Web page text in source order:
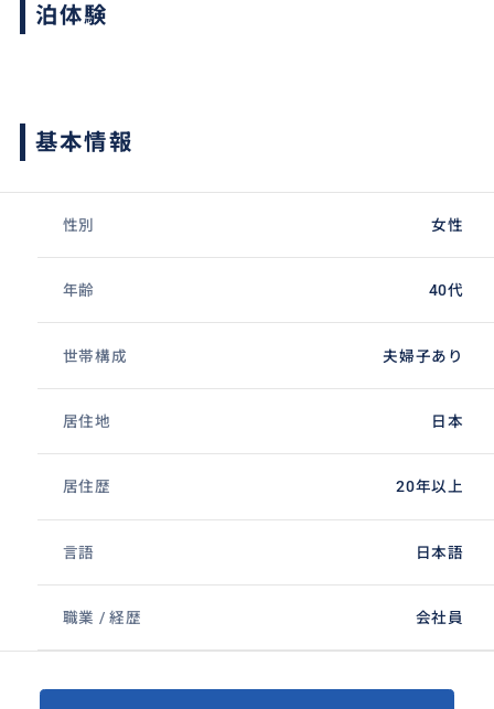
泊体験
基本情報
性別 女性
年齢 40代
世帯構成 夫婦子あり
居住地 日本
居住歴 20年以上
言語 日本語
職業 / 経歴 会社員